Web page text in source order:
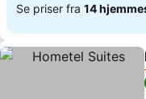
Se priser fra 14